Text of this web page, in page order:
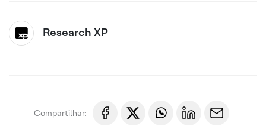
Research XP
Compartilhar: